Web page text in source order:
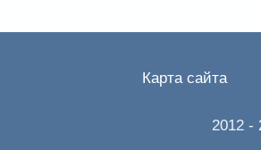
Карта сайта
2012 -